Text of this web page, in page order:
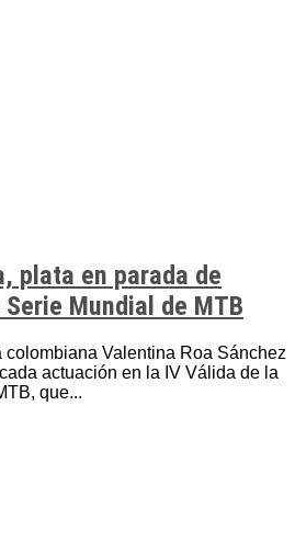
plata en parada de
Mundial de MTB
colombiana Valentina Roa Sánchez
actuación en la IV Válida de la
que...